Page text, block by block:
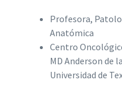
Profesora,
Anatómica
Centro
MD Anderson de la
Universidad de